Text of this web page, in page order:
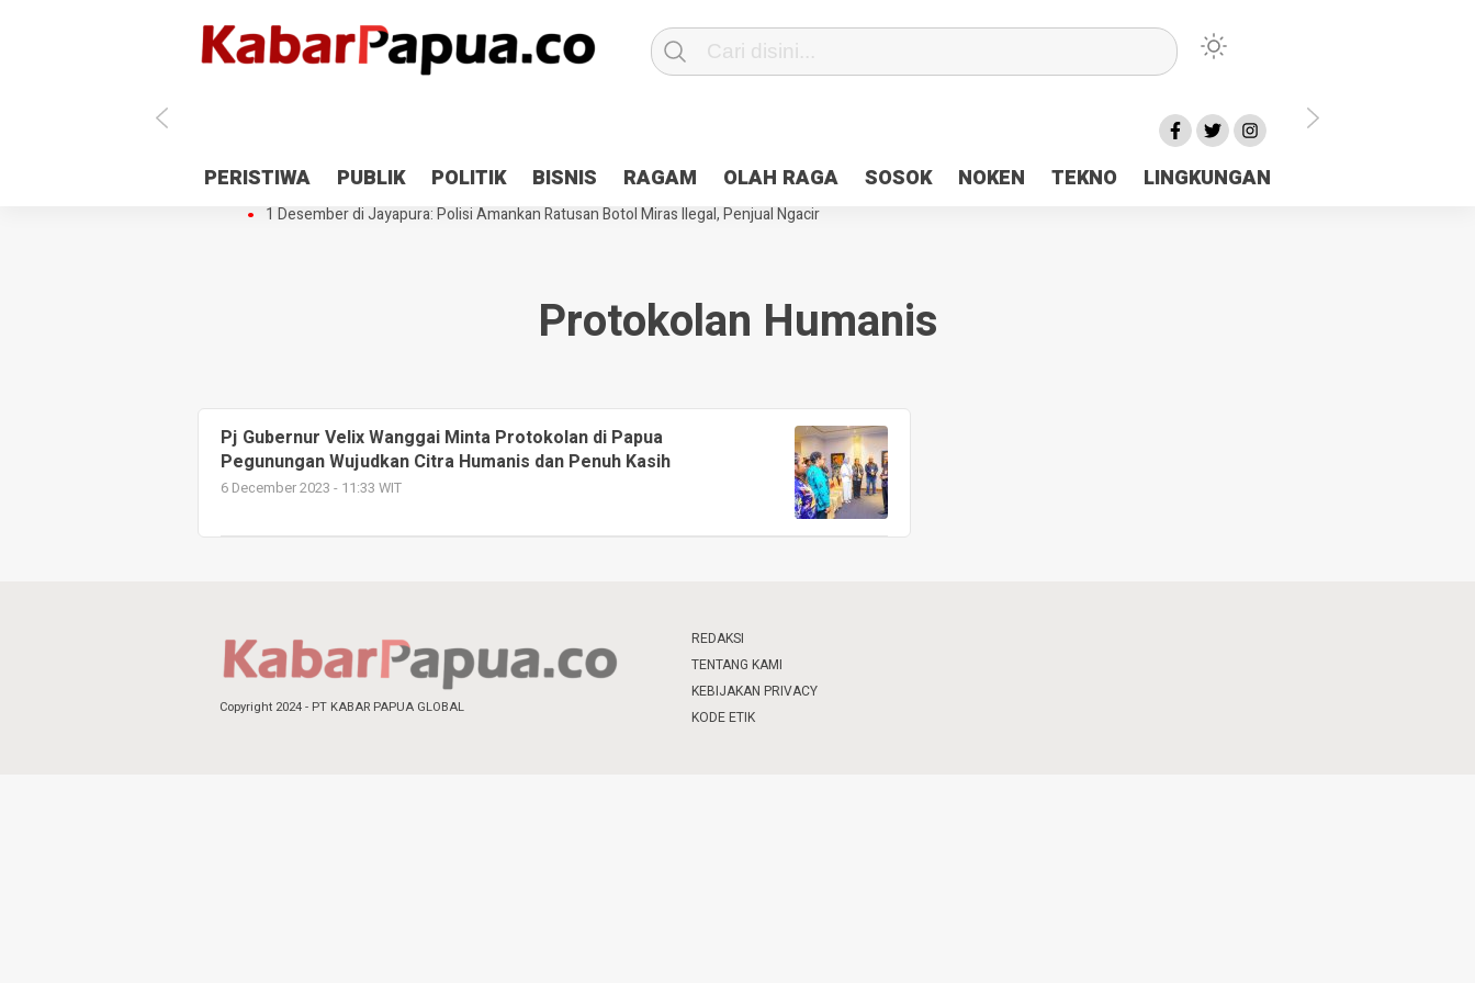
PERISTIWA PUBLIK POLITIK BISNIS RAGAM OLAH RAGA SOSOK NOKEN TEKNO LINGKUNGAN
Antisipasi 1 Desember, TNI Polri Patroli 2×24 jam di Kota Jayapura
Pesan Sejuk Polri di Deklarasi Pemilu Ceria Tanah Papua
Gedung Perpustakaan SMPN 5 Sentani Terbakar
Hibah Pilkada Jayapura Cair 10 Persen, Deposit Kas Daerah Rp23 Miliar Disorot
1 Desember di Jayapura: Polisi Amankan Ratusan Botol Miras Ilegal, Penjual Ngacir
Protokolan Humanis
Pj Gubernur Velix Wanggai Minta Protokolan di Papua
Pegunungan Wujudkan Citra Humanis dan Penuh Kasih
6 December 2023 - 11:33 WIT
Copyright 2024 - PT KABAR PAPUA GLOBAL
REDAKSI
TENTANG KAMI
KEBIJAKAN PRIVACY
KODE ETIK